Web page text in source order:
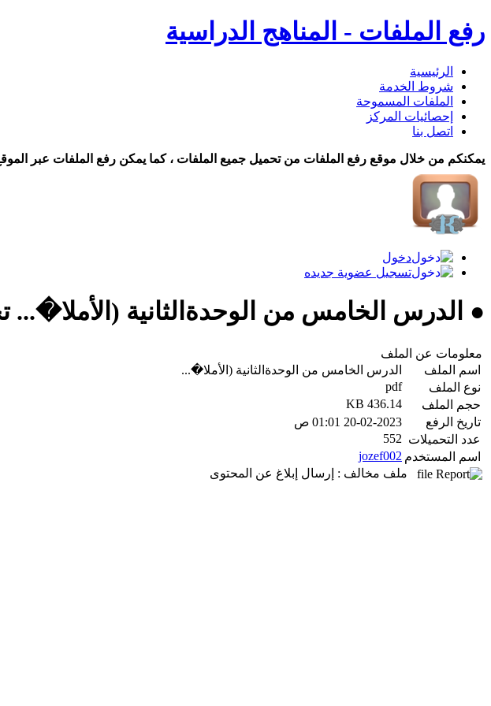
رفع الملفات - المناهج الدراسية
الرئيسية
شروط الخدمة
الملفات المسموحة
إحصائيات المركز
اتصل بنا
يمكنكم من خلال موقع رفع الملفات من تحميل جميع الملفات ، كما يمكن رفع الملفات عبر
دخول
تسجيل عضوية جديده
● الدرس الخامس من الوحدةالثانية (الأملا�...
معلومات عن الملف
اسم الملف
الدرس الخامس من الوحدةالثانية (الأملا�...
نوع الملف
pdf
حجم الملف
436.14 KB
تاريخ الرفع
20-02-2023 01:01 ص
عدد التحميلات 552
اسم المستخدم jozef002
ملف مخالف : إرسال إبلاغ عن المحتوى